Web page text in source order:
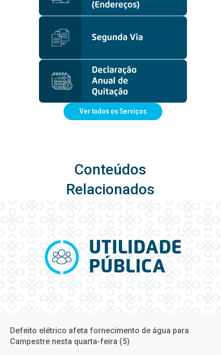
Ver todos os Serviços
Conteúdos
Relacionados
Defeito elétrico afeta fornecimento de água para
Campestre nesta quarta-feira (5)